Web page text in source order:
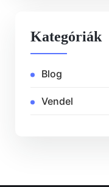
Kategóriák
Blog
Vendel